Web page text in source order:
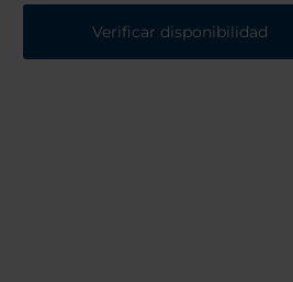
Verificar disponibilidad